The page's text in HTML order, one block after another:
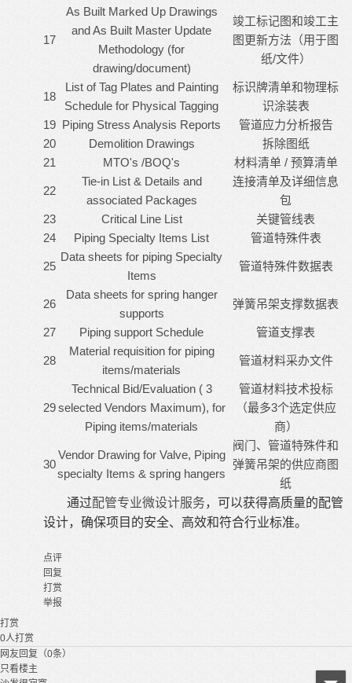
17
As Built Marked Up Drawings
and As Built Master Update
Methodology (for
drawing/document)
竣工标记图和竣工主
图更新方法（用于图
纸/文件）
18
List of Tag Plates and Painting
Schedule for Physical Tagging
标识牌清单和物理标
识涂装表
19 Piping Stress Analysis Reports
管道应力分析报告
20
Demolition Drawings
拆除图纸
21
MTO's /BOQ's 材料清单 / 预算清单
22
Tie-in List & Details and
associated Packages
连接清单及详细信息
包
23
Critical Line List
关键管线表
24
Piping Specialty Items List 管道特殊件表
25
Data sheets for piping Specialty
Items
管道特殊件数据表
26
Data sheets for spring hanger
supports
弹簧吊架支撑数据表
27 Piping support Schedule 管道支撑表
28
Material requisition for piping
items/materials
管道材料采办文件
29
Technical Bid/Evaluation ( 3
selected Vendors Maximum), for
Piping items/materials
管道材料技术投标
（最多3个选定供应
商）
30
Vendor Drawing for Valve, Piping
specialty Items & spring hangers
阀门、管道特殊件和
弹簧吊架的供应商图
纸
通过配管专业微设计服务，可以获得高质量的配管
设计，确保项目的安全、高效和符合行业标准。
点评
回复
打赏
举报
打赏
0人打赏
网友回复（0条）
只看楼主